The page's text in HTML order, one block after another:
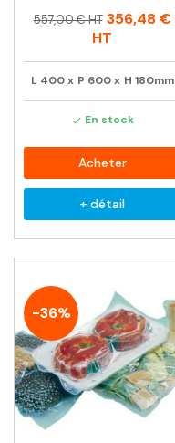
Prix
Prix
557,00 € HT 356,48 €
HT
L 400 x P 600 x H 180mm
 En stock
Acheter
+ détail
-36%